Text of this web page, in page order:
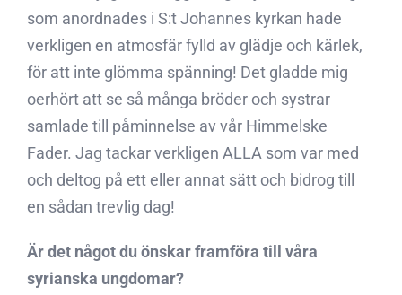
som anordnades i S:t Johannes kyrkan hade
verkligen en atmosfär fylld av glädje och kärlek,
för att inte glömma spänning! Det gladde mig
oerhört att se så många bröder och systrar
samlade till påminnelse av vår Himmelske
Fader. Jag tackar verkligen ALLA som var med
och deltog på ett eller annat sätt och bidrog till
en sådan trevlig dag!
Är det något du önskar framföra till våra
syrianska ungdomar?